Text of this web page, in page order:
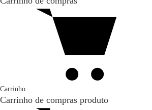
Carrinho
Carrinho de compras produto